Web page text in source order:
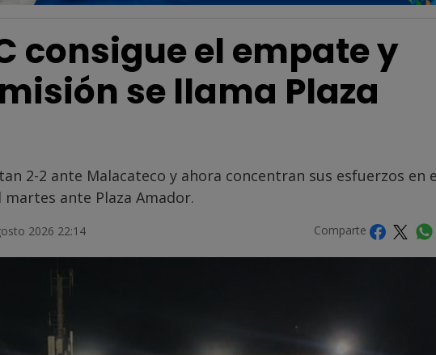
consigue el empate y
se llama Plaza
2-2 ante Malacateco y ahora concentran sus esfuerzos en
ante Plaza Amador.
2026 22:14 Comparte